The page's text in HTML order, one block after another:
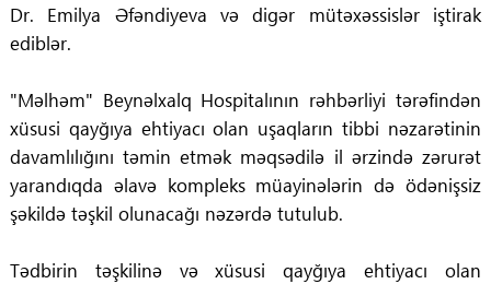
Dr. Emilya Əfəndiyeva və digər mütəxəssislər iştirak
ediblər.
"Məlhəm" Beynəlxalq Hospitalının rəhbərliyi tərəfindən
xüsusi qayğıya ehtiyacı olan uşaqların tibbi nəzarətinin
davamlılığını təmin etmək məqsədilə il ərzində zərurət
yarandıqda əlavə kompleks müayinələrin də ödənişsiz
şəkildə təşkil olunacağı nəzərdə tutulub.
Tədbirin təşkilinə və xüsusi qayğıya ehtiyacı olan